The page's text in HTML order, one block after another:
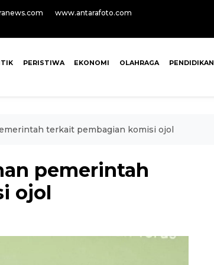
www.antarafoto.com
PERISTIWA EKONOMI OLAHRAGA PENDIDIKAN
terkait pembagian komisi ojol
pemerintah
ojol